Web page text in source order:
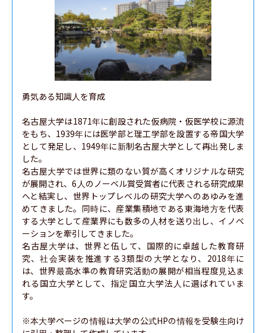
勇気ある知識人を育成
名古屋大学は1871年に創設された仮病院・仮医学校に源流
をもち、1939年には医学部と理工学部を設置する帝国大学
として発足し、1949年に新制名古屋大学として再出発しま
した。
名古屋大学では世界に類のない質が高くオリジナルな研究
が展開され、6人のノーベル賞受賞者に代表される研究成果
へと結実し、世界トップレベルの研究大学へのあゆみを進
めてきました。同時に、産業集積地である東海地方を代表
する大学として産業界にも数多の人材を送り出し、イノベ
ーションを牽引してきました。
名古屋大学は、世界と伍して、国際的に卓越した教育研
究、社会実装を推進する3類型の大学となり、2018年に
は、世界最高水準の教育研究活動の展開が相当程度見込ま
れる国立大学として、指定国立大学法人に選ばれていま
す。
※本大学ページの情報は大学の公式HPの情報を受験生向け